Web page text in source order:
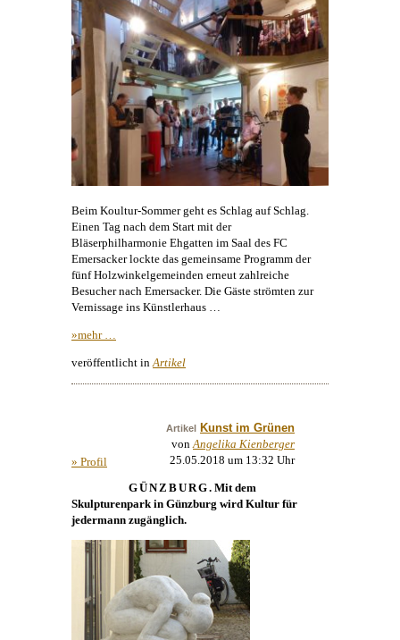
Beim Koultur-Sommer geht es Schlag auf Schlag.
Einen Tag nach dem Start mit der
Bläserphilharmonie Ehgatten im Saal des FC
Emersacker lockte das gemeinsame Programm der
fünf Holzwinkelgemeinden erneut zahlreiche
Besucher nach Emersacker. Die Gäste strömten zur
Vernissage ins Künstlerhaus
»mehr …
veröffentlicht inArtikel
Artikel Kunst im Grünen
von Angelika Kienberger
» Profil
25.05.2018 um 13:32 Uhr
GÜNZBURG. Mit dem
Skulpturenpark in Günzburg wird Kultur für
jedermann zugänglich.